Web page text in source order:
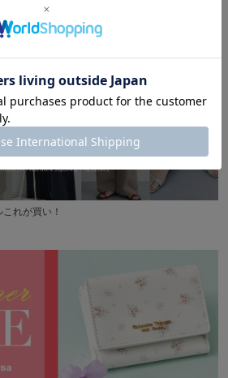
融合した＜ラルフ ローレン＞
れが買い！